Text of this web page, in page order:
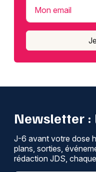
Mon email
Newsletter :
J-6 avant votre dose
plans, sorties,
rédaction JDS,